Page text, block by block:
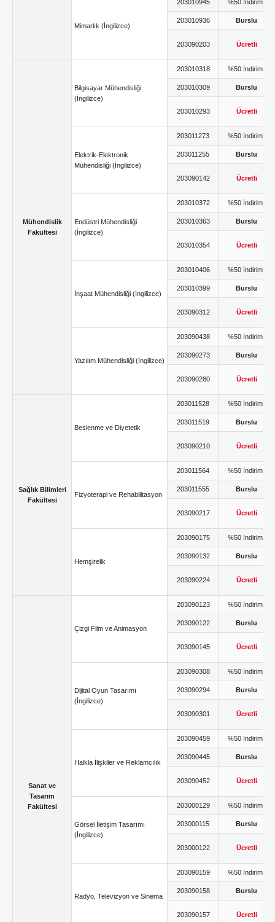
Mimarlık (İngilizce)
203010945 %50 İndirimli
203010936 Burslu
203090203 Ücretli
Mühendislik
Fakültesi
Bilgisayar Mühendisliği
(İngilizce)
203010318 %50 İndirimli
203010309 Burslu
203010293 Ücretli
Elektrik-Elektronik
Mühendisliği (İngilizce)
203011273 %50 İndirimli
203011255 Burslu
203090142 Ücretli
Endüstri Mühendisliği
(İngilizce)
203010372 %50 İndirimli
203010363 Burslu
203010354 Ücretli
İnşaat Mühendisliği (İngilizce)
203010406 %50 İndirimli
203010399 Burslu
203090312 Ücretli
Yazılım Mühendisliği (İngilizce)
203090438 %50 İndirimli
203090273 Burslu
203090280 Ücretli
Sağlık Bilimleri
Fakültesi
Beslenme ve Diyetetik
203011528 %50 İndirimli
203011519 Burslu
203090210 Ücretli
Fizyoterapi ve Rehabilitasyon
203011564 %50 İndirimli
203011555 Burslu
203090217 Ücretli
Hemşirelik
203090175 %50 İndirimli
203090132 Burslu
203090224 Ücretli
Sanat ve
Tasarım
Fakültesi
Çizgi Film ve Animasyon
203090123 %50 İndirimli
203090122 Burslu
203090145 Ücretli
Dijital Oyun Tasarımı
(İngilizce)
203090308 %50 İndirimli
203090294 Burslu
203090301 Ücretli
Halkla İlişkiler ve Reklamcılık
203090459 %50 İndirimli
203090445 Burslu
203090452 Ücretli
Görsel İletişim Tasarımı
(İngilizce)
203000129 %50 İndirimli
203000115 Burslu
203000122 Ücretli
Radyo, Televizyon ve Sinema
203090159 %50 İndirimli
203090158 Burslu
203090157 Ücretli